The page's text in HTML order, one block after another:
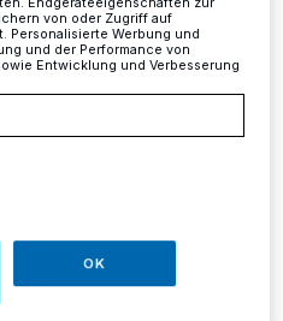
Donnerstag, 29.
sind Unbekannte
an der
von oder Zugriff auf
Personalisierte Werbung und
und der Performance von
Entwicklung und Verbesserung
OK